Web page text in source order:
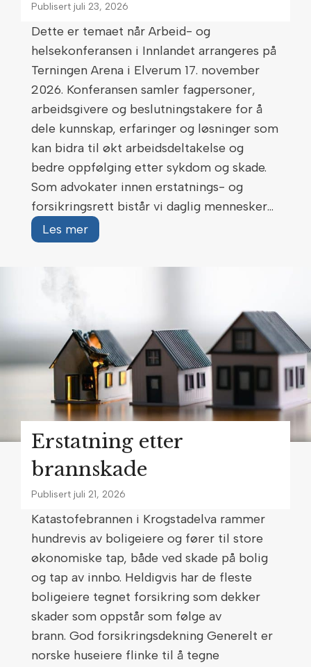
a
d
e
l
v
a
r
e
i
s
e
r
s
m
å
l
o
m
f
r
s
i
k
r
i
n
g
s
Publisert juli 23, 2026
Dette er temaet når Arbeid- og
helsekonferansen i Innlandet arrangeres på
Terningen Arena i Elverum 17. november
2026. Konferansen samler fagpersoner,
arbeidsgivere og beslutningstakere for å
dele kunnskap, erfaringer og løsninger som
kan bidra til økt arbeidsdeltakelse og
bedre oppfølging etter sykdom og skade.
Som advokater innen erstatnings- og
forsikringsrett bistår vi daglig mennesker…
Les merH
a
n
f
å
r
v
i
f
e
r
e
t
i
l
b
a
k
Erstatning etter
brannskade
Publisert juli 21, 2026
Katastofebrannen i Krogstadelva rammer
hundrevis av boligeiere og fører til store
økonomiske tap, både ved skade på bolig
og tap av innbo. Heldigvis har de fleste
boligeiere tegnet forsikring som dekker
skader som oppstår som følge av
brann. God forsikringsdekning Generelt er
norske huseiere flinke til å tegne